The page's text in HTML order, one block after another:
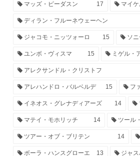
マッズ・ピーダスン 17 マイ
ディラン・フルーネウェーヘン
ジャコモ・ニッツォーロ 15 ソ
ユンボ・ヴィスマ 15 ミゲル・
アレクサンドル・クリストフ
アレハンドロ・バルベルデ 15 フ
イネオス・グレナディアーズ 14
マテイ・モホリッチ 14 ツール
ツアー・オブ・ブリテン 14
ボーラ・ハンスグローエ 13 ジャ